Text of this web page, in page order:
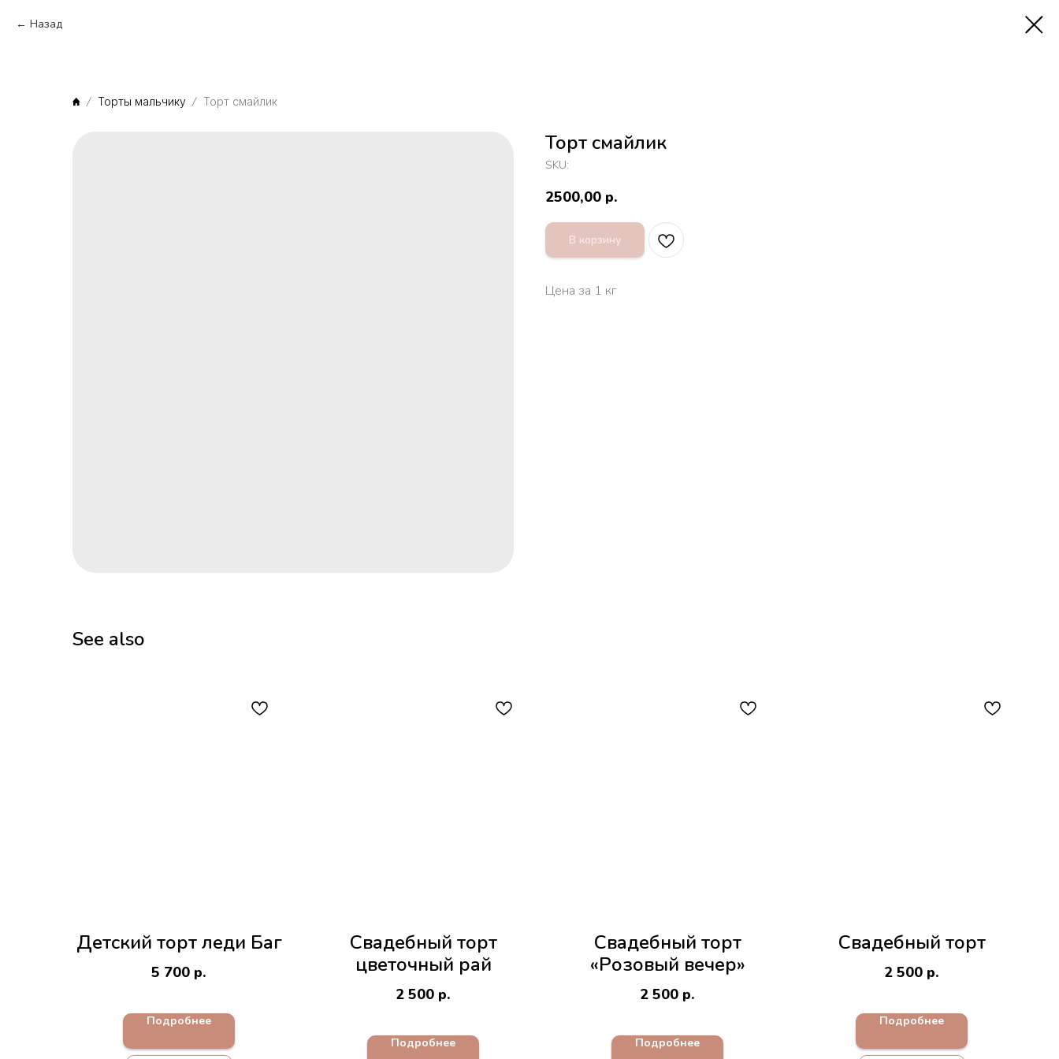
Назад
Торты мальчику Торт смайлик
Торт смайлик
SKU:
2500,00 р.
В корзину
Цена за 1 кг
See also
Детский торт леди Баг
5 700 р.
Подробнее
Свадебный торт
цветочный рай
2 500 р.
Подробнее
Свадебный торт
«Розовый вечер»
2 500 р.
Подробнее
Свадебный торт
2 500 р.
Подробнее